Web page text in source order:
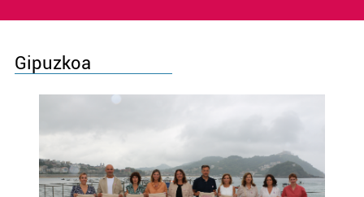
Gipuzkoa